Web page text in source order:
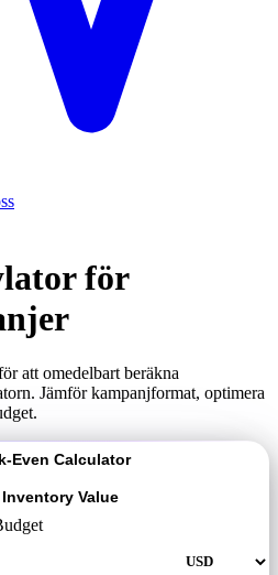
för
att omedelbart beräkna
Jämför kampanjformat, optimera
Even Calculator
Inventory Value